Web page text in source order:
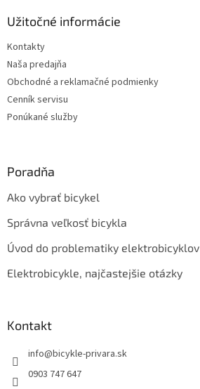
Užitočné informácie
Kontakty
Naša predajňa
Obchodné a reklamačné podmienky
Cenník servisu
Ponúkané služby
Poradňa
Ako vybrať bicykel
Správna veľkosť bicykla
Úvod do problematiky elektrobicyklov
Elektrobicykle, najčastejšie otázky
Kontakt
info@bicykle-privara.sk
0903 747 647